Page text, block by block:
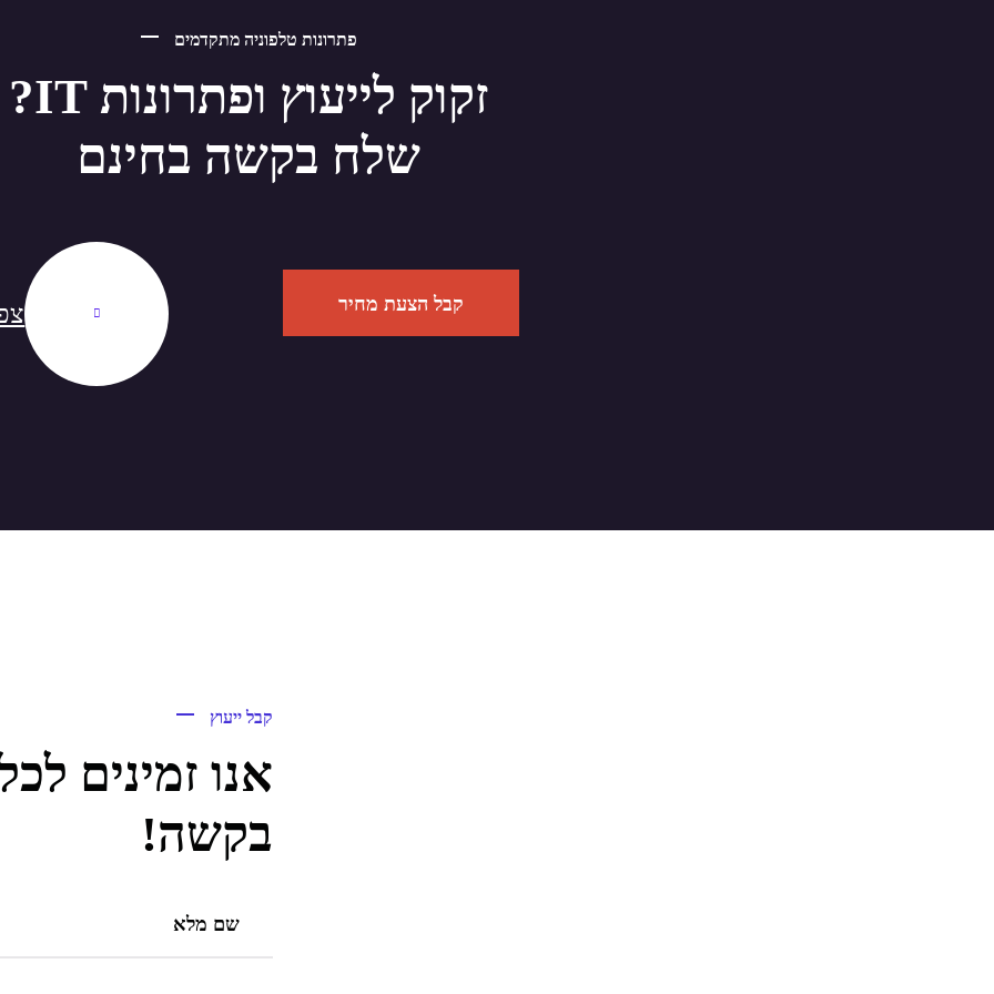
פתרונות טלפוניה מתקדמים
שלח בקשה בחינם
קבל הצעת מחיר
קבל ייעוץ
אנו זמינים
בקשה!